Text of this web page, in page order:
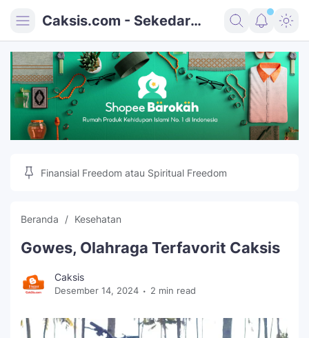
Caksis.com - Sekedar
Mencatat
Umum
Religi
Kesehatan
Wisata
Kontak
Sitemap
Finansial Freedom atau Spiritual Freedom
Beranda Kesehatan
Gowes, Olahraga Terfavorit Caksis
Caksis
Desember 14, 2024 2 min read